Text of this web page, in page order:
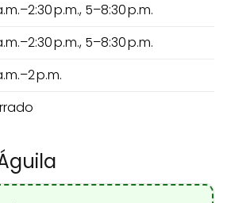
p.m., 5–8:30 p.m.
p.m., 5–8:30 p.m.
p.m.